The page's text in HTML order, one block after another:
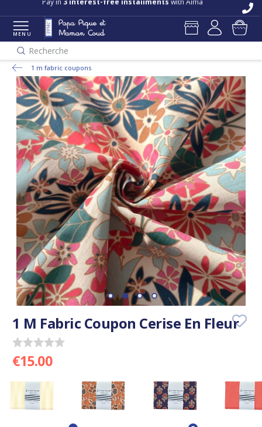
MENU
Recherche
1 m fabric coupons
1 M Fabric Coupon Cerise En Fleur
€15.00